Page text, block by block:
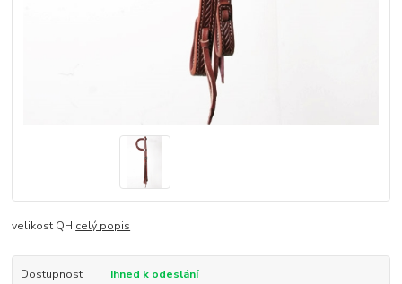
velikost QH celý popis
Dostupnost Ihned k odeslání